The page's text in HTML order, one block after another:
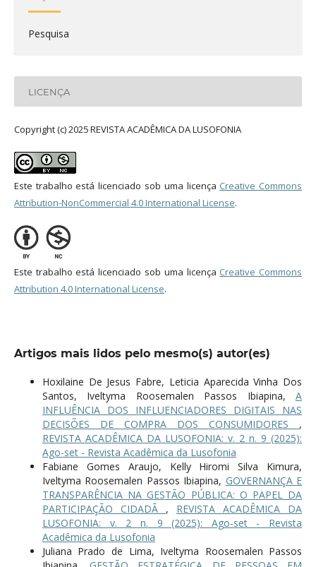
Pesquisa
LICENÇA
Copyright (c) 2025 REVISTA ACADÊMICA DA LUSOFONIA
Este trabalho está licenciado sob uma licença Creative Commons
Attribution-NonCommercial 4.0 International License.
Este trabalho está licenciado sob uma licença Creative Commons
Attribution 4.0 International License.
Artigos mais lidos pelo mesmo(s) autor(es)
Hoxilaine De Jesus Fabre, Leticia Aparecida Vinha Dos
Santos, Iveltyma Roosemalen Passos Ibiapina,A
INFLUÊNCIA DOS INFLUENCIADORES DIGITAIS NAS
DECISÕES DE COMPRA DOS CONSUMIDORES ,
REVISTA ACADÊMICA DA LUSOFONIA: v. 2 n. 9 (2025):
Ago-set - Revista Acadêmica da Lusofonia
Fabiane Gomes Araujo, Kelly Hiromi Silva Kimura,
Iveltyma Roosemalen Passos Ibiapina, GOVERNANÇA E
TRANSPARÊNCIA NA GESTÃO PÚBLICA: O PAPEL DA
PARTICIPAÇÃO CIDADÃ , REVISTA ACADÊMICA DA
LUSOFONIA: v. 2 n. 9 (2025): Ago-set - Revista
Acadêmica da Lusofonia
Juliana Prado de Lima, Iveltyma Roosemalen Passos